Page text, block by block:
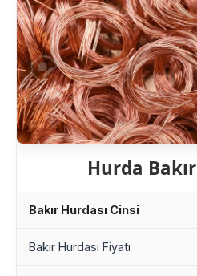
Hurda Bakır
Bakır Hurdası Cinsi
Bakır Hurdası Fiyatı